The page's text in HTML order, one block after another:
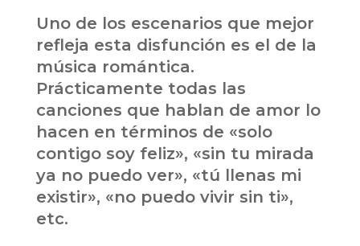
Uno de los escenarios que mejor
refleja esta disfunción es el de la
música romántica.
Prácticamente todas las
canciones que hablan de amor lo
hacen en términos de «solo
contigo soy feliz», «sin tu mirada
ya no puedo ver», «tú llenas mi
existir», «no puedo vivir sin ti»,
etc.